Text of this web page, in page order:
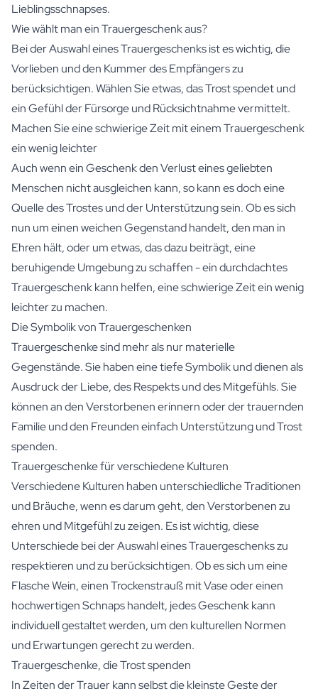
Lieblingsschnapses.
Wie wählt man ein Trauergeschenk aus?
Bei der Auswahl eines Trauergeschenks ist es wichtig, die
Vorlieben und den Kummer des Empfängers zu
berücksichtigen. Wählen Sie etwas, das Trost spendet und
ein Gefühl der Fürsorge und Rücksichtnahme vermittelt.
Machen Sie eine schwierige Zeit mit einem Trauergeschenk
ein wenig leichter
Auch wenn ein Geschenk den Verlust eines geliebten
Menschen nicht ausgleichen kann, so kann es doch eine
Quelle des Trostes und der Unterstützung sein. Ob es sich
nun um einen weichen Gegenstand handelt, den man in
Ehren hält, oder um etwas, das dazu beiträgt, eine
beruhigende Umgebung zu schaffen - ein durchdachtes
Trauergeschenk kann helfen, eine schwierige Zeit ein wenig
leichter zu machen.
Die Symbolik von Trauergeschenken
Trauergeschenke sind mehr als nur materielle
Gegenstände. Sie haben eine tiefe Symbolik und dienen als
Ausdruck der Liebe, des Respekts und des Mitgefühls. Sie
können an den Verstorbenen erinnern oder der trauernden
Familie und den Freunden einfach Unterstützung und Trost
spenden.
Trauergeschenke für verschiedene Kulturen
Verschiedene Kulturen haben unterschiedliche Traditionen
und Bräuche, wenn es darum geht, den Verstorbenen zu
ehren und Mitgefühl zu zeigen. Es ist wichtig, diese
Unterschiede bei der Auswahl eines Trauergeschenks zu
respektieren und zu berücksichtigen. Ob es sich um eine
Flasche Wein, einen Trockenstrauß mit Vase oder einen
hochwertigen Schnaps handelt, jedes Geschenk kann
individuell gestaltet werden, um den kulturellen Normen
und Erwartungen gerecht zu werden.
Trauergeschenke, die Trost spenden
In Zeiten der Trauer kann selbst die kleinste Geste der